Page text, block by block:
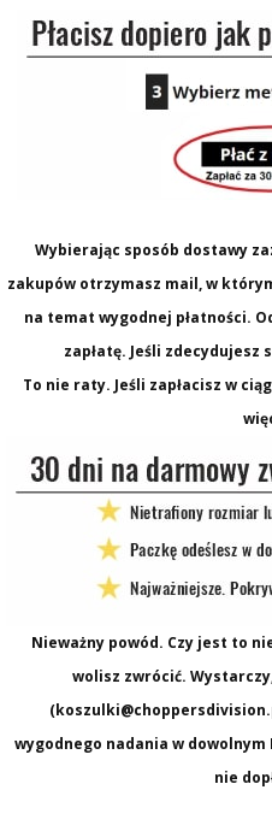
Wybierając sposób dostawy
zakupów otrzymasz mail, w
na temat wygodnej płatności.
zapłatę. Jeśli zdecydujesz
To nie raty. Jeśli zapłacisz w
Nieważny powód. Czy jest to
wolisz zwrócić.
wygodnego nadania w
nie